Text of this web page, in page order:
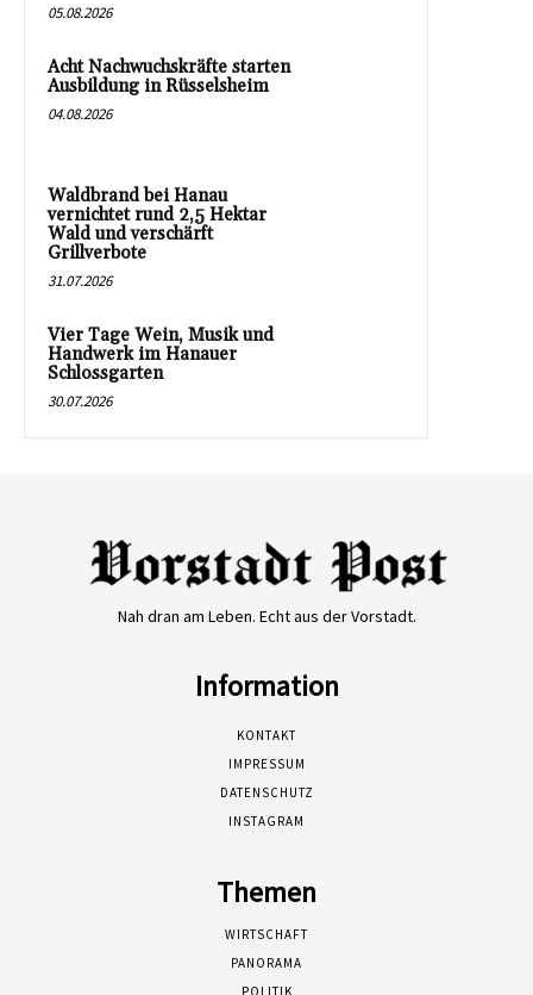
05.08.2026
Acht Nachwuchskräfte starten
Ausbildung in Rüsselsheim
04.08.2026
Waldbrand bei Hanau
vernichtet rund 2,5 Hektar
Wald und verschärft
Grillverbote
31.07.2026
Vier Tage Wein, Musik und
Handwerk im Hanauer
Schlossgarten
30.07.2026
Nah dran am Leben. Echt aus der Vorstadt.
Information
KONTAKT
IMPRESSUM
DATENSCHUTZ
INSTAGRAM
Themen
WIRTSCHAFT
PANORAMA
POLITIK